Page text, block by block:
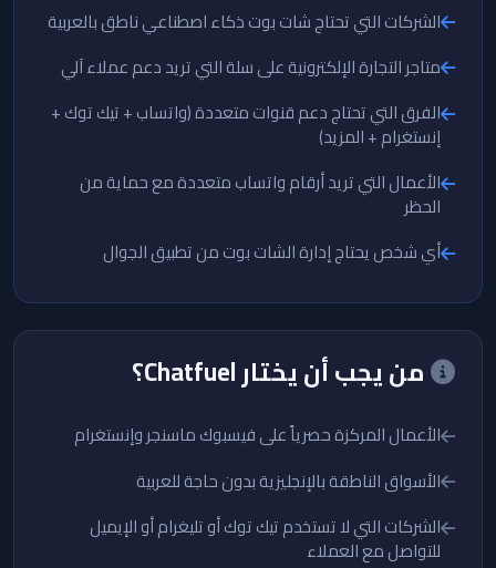
الشركات التي تحتاج شات بوت ذكاء اصطناعي ناطق بالعربية
متاجر التجارة الإلكترونية على سلة التي تريد دعم عملاء آلي
الفرق التي تحتاج دعم قنوات متعددة (واتساب + تيك توك +
إنستغرام + المزيد)
الأعمال التي تريد أرقام واتساب متعددة مع حماية من
الحظر
أي شخص يحتاج إدارة الشات بوت من تطبيق الجوال
من يجب أن يختار Chatfuel؟
الأعمال المركزة حصرياً على فيسبوك ماسنجر وإنستغرام
الأسواق الناطقة بالإنجليزية بدون حاجة للعربية
الشركات التي لا تستخدم تيك توك أو تليغرام أو الإيميل
للتواصل مع العملاء